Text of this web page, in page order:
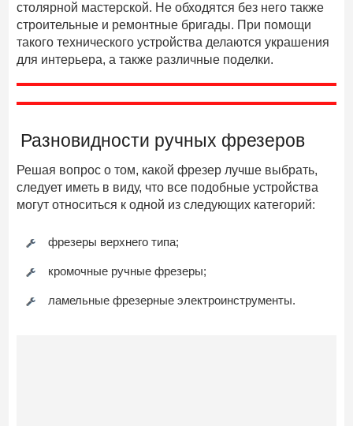
столярной мастерской. Не обходятся без него также
строительные и ремонтные бригады. При помощи
такого технического устройства делаются украшения
для интерьера, а также различные поделки.
Разновидности ручных фрезеров
Решая вопрос о том, какой фрезер лучше выбрать,
следует иметь в виду, что все подобные устройства
могут относиться к одной из следующих категорий:
фрезеры верхнего типа;
кромочные ручные фрезеры;
ламельные фрезерные электроинструменты.